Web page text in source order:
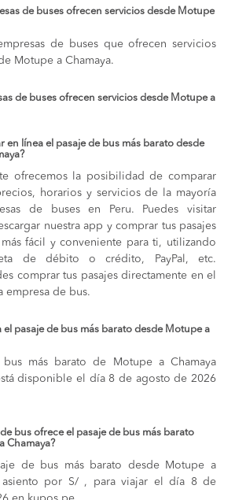
de buses ofrecen servicios desde Motupe
de buses que ofrecen servicios
Motupe a Chamaya.
de buses ofrecen servicios desde Motupe a
en línea el pasaje de bus más barato desde
ofrecemos la posibilidad de comparar
horarios y servicios de la mayoría
de buses en Peru. Puedes visitar
nuestra app y comprar tus pasajes
fácil y conveniente para ti, utilizando
de débito o crédito, PayPal, etc.
comprar tus pasajes directamente en el
empresa de bus.
el pasaje de bus más barato desde Motupe a
más barato de Motupe a Chamaya
disponible el día 8 de agosto de 2026
bus ofrece el pasaje de bus más barato
Chamaya?
de bus más barato desde Motupe a
asiento por S/ , para viajar el día 8 de